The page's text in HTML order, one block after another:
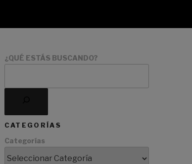
¿QUÉ ESTÁS BUSCANDO?
CATEGORÍAS
Categorías